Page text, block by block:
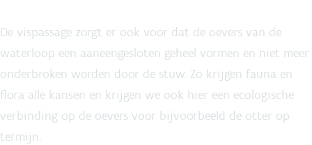
De vispassage zorgt er ook voor dat de oevers van de
waterloop een aaneengesloten geheel vormen en niet meer
onderbroken worden door de stuw. Zo krijgen fauna en
flora alle kansen en krijgen we ook hier een ecologische
verbinding op de oevers voor bijvoorbeeld de otter op
termijn.